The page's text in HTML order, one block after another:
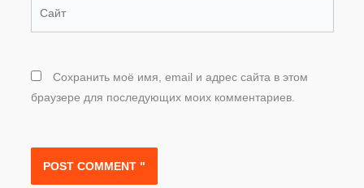
Сохранить моё имя, email и адрес сайта в этом
браузере для последующих моих комментариев.